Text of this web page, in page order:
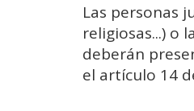
Las personas
religiosas...) o
deberán
el artículo 14